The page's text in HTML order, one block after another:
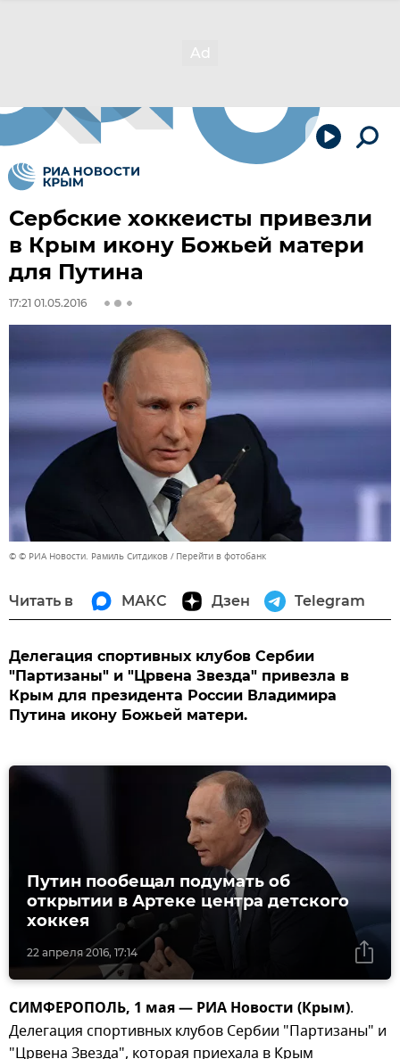
Сербские хоккеисты привезли
в Крым икону Божьей матери
для Путина
17:21 01.05.2016
© © РИА Новости. Рамиль Ситдиков Перейти в фотобанк
Читать в МАКС Дзен Telegram
Делегация спортивных клубов Сербии
"Партизаны" и "Црвена Звезда" привезла в
Крым для президента России Владимира
Путина икону Божьей матери.
22 апреля 2016, 17:14
Путин пообещал подумать об
открытии в Артеке центра детского
хоккея
СИМФЕРОПОЛЬ, 1 мая — РИА Новости (Крым).
Делегация спортивных клубов Сербии "Партизаны" и
"Црвена Звезда", которая приехала в Крым